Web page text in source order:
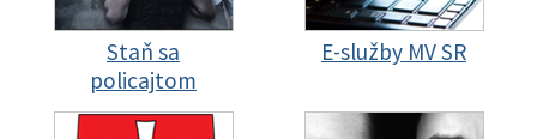
Staň sa
policajtom
E-služby MV SR